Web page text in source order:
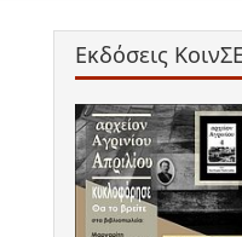
Εκδόσεις